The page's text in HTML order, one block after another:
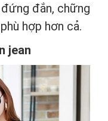
đắn, chững
hợp hơn cả.
jean